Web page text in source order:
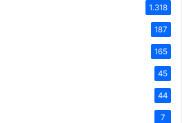
1.318
187
165
45
44
7